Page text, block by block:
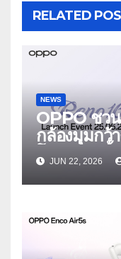
RELATED
NEWS
OPPO ชว
กล้องมุมกว้
โฟนเพื่อนซี้
งาน OPPO
Launch
JUN 22, 2026